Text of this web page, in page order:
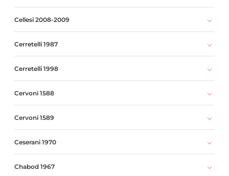
Cellesi 2008-2009
Cerretelli 1987
Cerretelli 1998
Cervoni 1588
Cervoni 1589
Ceserani 1970
Chabod 1967